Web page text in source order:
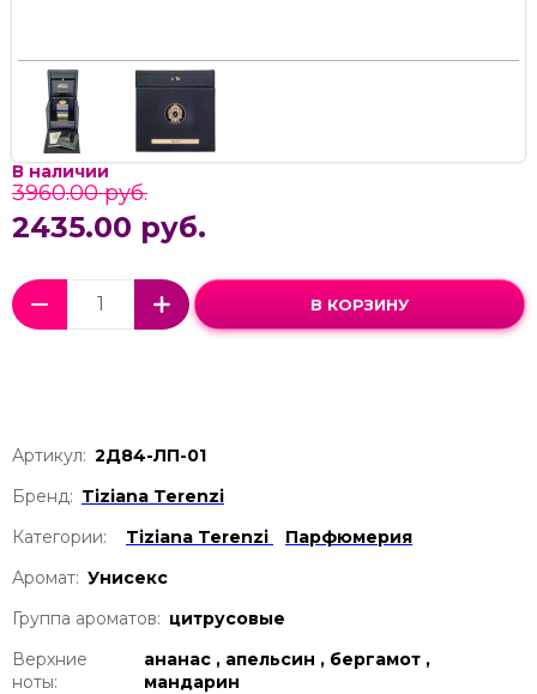
В наличии
3960.00 руб.
2435.00 руб.
В КОРЗИНУ
Артикул: 2Д84-ЛП-01
Бренд: Tiziana Terenzi
Категории:
Tiziana Terenzi
Парфюмерия
Аромат: Унисекс
Группа ароматов: цитрусовые
Верхние
ноты:
ананас , апельсин , бергамот ,
мандарин